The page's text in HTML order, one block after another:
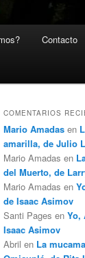
Contacto
COMENTARIOS
Mario Amadas en
amarilla, de Julio
Mario Amadas en
del Muerto, de
Mario Amadas en
de Isaac Asimov
Santi Pages en Yo,
Isaac Asimov
Abril en La